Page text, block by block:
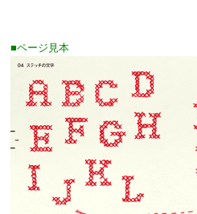
■ページ見本